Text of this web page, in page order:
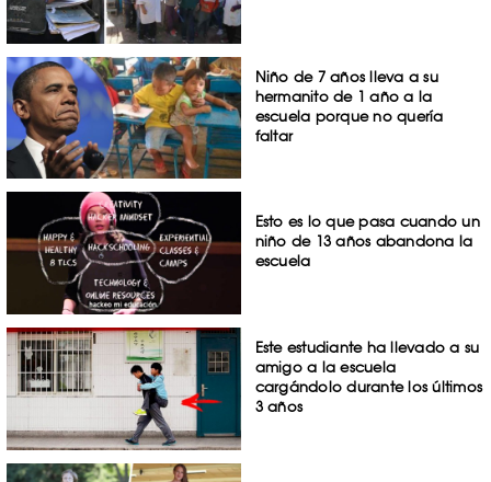
Niño de 7 años lleva a su
hermanito de 1 año a la
escuela porque no quería
faltar
Esto es lo que pasa cuando un
niño de 13 años abandona la
escuela
Este estudiante ha llevado a su
amigo a la escuela
cargándolo durante los últimos
3 años